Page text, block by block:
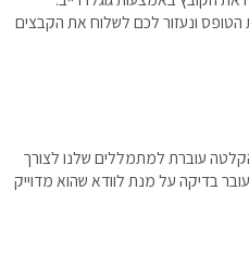
הטופס ונעזור לכם לשלוח את הקבצים
עוברת למתמללים שלנו לצורך
בדיקה על מנת לוודא שהוא מדוייק